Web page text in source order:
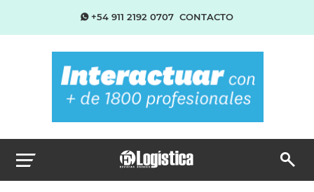
+54 911 2192 0707 CONTACTO